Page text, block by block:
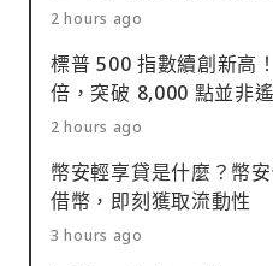
2 hours ago
標普 500 指數續創新高
倍，突破 8,000 點並非
2 hours ago
幣安輕享貸是什麼？幣
借幣，即刻獲取流動性
3 hours ago